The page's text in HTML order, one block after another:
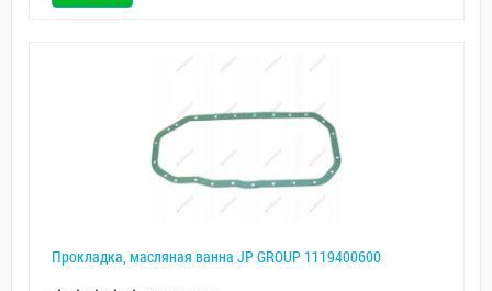
Прокладка, масляная ванна JP GROUP 1119400600